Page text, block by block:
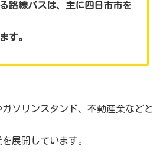
路線バスは、主に四日市市を
す。
ソリンスタンド、不動産業などと
展開しています。